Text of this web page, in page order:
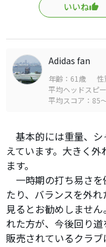
いいね
Adidas fan
年齢：61歳 性
平均ヘッドスピ
平均スコア：85
基本的には重量、シ
えています。大きく
ます。
一時期の打ち易さを
たり、バランスを外
見るとお勧めしませ
れた方が、今後回り
販売されているクラ